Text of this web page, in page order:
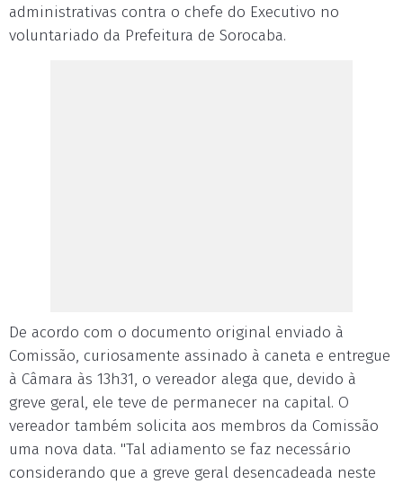
administrativas contra o chefe do Executivo no
voluntariado da Prefeitura de Sorocaba.
De acordo com o documento original enviado à
Comissão, curiosamente assinado à caneta e entregue
à Câmara às 13h31, o vereador alega que, devido à
greve geral, ele teve de permanecer na capital. O
vereador também solicita aos membros da Comissão
uma nova data. "Tal adiamento se faz necessário
considerando que a greve geral desencadeada neste